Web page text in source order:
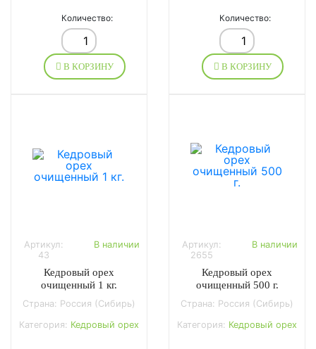
Количество:
В КОРЗИНУ
Количество:
В КОРЗИНУ
Артикул:
43
В наличии
Кедровый орех
очищенный 1 кг.
Страна: Россия (Сибирь)
Категория: Кедровый орех
Артикул:
2655
В наличии
Кедровый орех
очищенный 500 г.
Страна: Россия (Сибирь)
Категория: Кедровый орех